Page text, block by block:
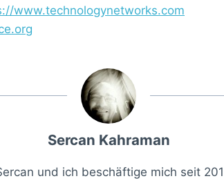
www.technologynetworks.com
Sercan Kahraman
und ich beschäftige mich seit